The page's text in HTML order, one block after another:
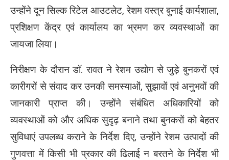
उन्होंने दून सिल्क रिटेल आउटलेट, रेशम वस्त्र बुनाई कार्यशाला,
प्रशिक्षण केंद्र एवं कार्यालय का भ्रमण कर व्यवस्थाओं का
जायजा लिया।
निरीक्षण के दौरान डॉ. रावत ने रेशम उद्योग से जुड़े बुनकरों एवं
कारीगरों से संवाद कर उनकी समस्याओं, सुझावों एवं अनुभवों की
जानकारी प्राप्त की। उन्होंने संबंधित अधिकारियों को
व्यवस्थाओं को और अधिक सुदृढ़ बनाने तथा बुनकरों को बेहतर
सुविधाएं उपलब्ध कराने के निर्देश दिए, उन्होंने रेशम उत्पादों की
गुणवत्ता में किसी भी प्रकार की ढिलाई न बरतने के निर्देश भी